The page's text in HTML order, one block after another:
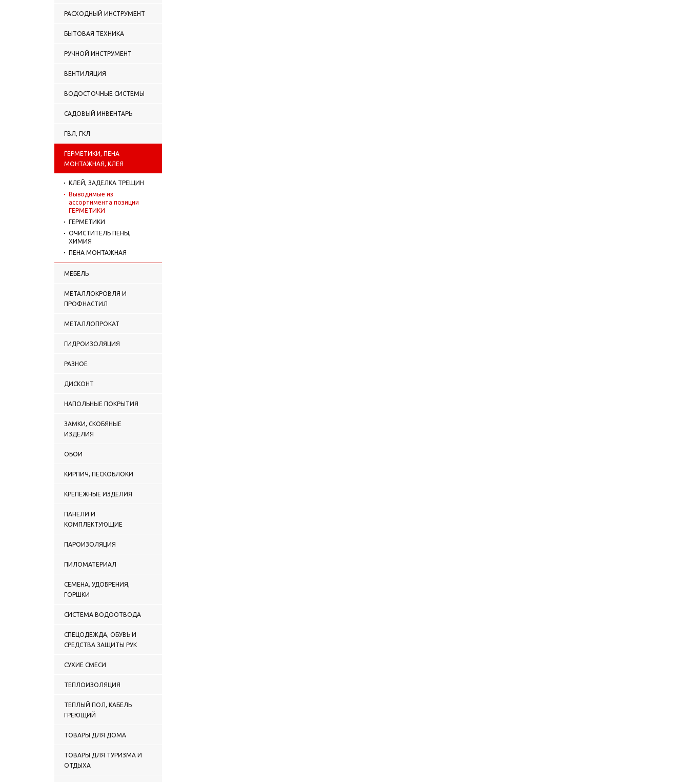
РАСХОДНЫЙ ИНСТРУМЕНТ
БЫТОВАЯ ТЕХНИКА
РУЧНОЙ ИНСТРУМЕНТ
ВЕНТИЛЯЦИЯ
ВОДОСТОЧНЫЕ СИСТЕМЫ
САДОВЫЙ ИНВЕНТАРЬ
ГВЛ, ГКЛ
ГЕРМЕТИКИ, ПЕНА
МОНТАЖНАЯ, КЛЕЯ
КЛЕЙ, ЗАДЕЛКА ТРЕЩИН
Выводимые из
ассортимента позиции
ГЕРМЕТИКИ
ГЕРМЕТИКИ
ОЧИСТИТЕЛЬ ПЕНЫ,
ХИМИЯ
ПЕНА МОНТАЖНАЯ
МЕБЕЛЬ
МЕТАЛЛОКРОВЛЯ И
ПРОФНАСТИЛ
МЕТАЛЛОПРОКАТ
ГИДРОИЗОЛЯЦИЯ
РАЗНОЕ
ДИСКОНТ
НАПОЛЬНЫЕ ПОКРЫТИЯ
ЗАМКИ, СКОБЯНЫЕ
ИЗДЕЛИЯ
ОБОИ
КИРПИЧ, ПЕСКОБЛОКИ
КРЕПЕЖНЫЕ ИЗДЕЛИЯ
ПАНЕЛИ И
КОМПЛЕКТУЮЩИЕ
ПАРОИЗОЛЯЦИЯ
ПИЛОМАТЕРИАЛ
СЕМЕНА, УДОБРЕНИЯ,
ГОРШКИ
СИСТЕМА ВОДООТВОДА
СПЕЦОДЕЖДА, ОБУВЬ И
СРЕДСТВА ЗАЩИТЫ РУК
СУХИЕ СМЕСИ
ТЕПЛОИЗОЛЯЦИЯ
ТЕПЛЫЙ ПОЛ, КАБЕЛЬ
ГРЕЮЩИЙ
ТОВАРЫ ДЛЯ ДОМА
ТОВАРЫ ДЛЯ ТУРИЗМА И
ОТДЫХА